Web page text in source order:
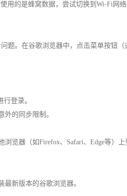
用的是蜂窝数据，尝试切换到Wi-Fi网络
题。在谷歌浏览器中，点击菜单按钮
登录。
的同步限制。
览器（如Firefox、Safari、Edge等）上
新版本的谷歌浏览器。